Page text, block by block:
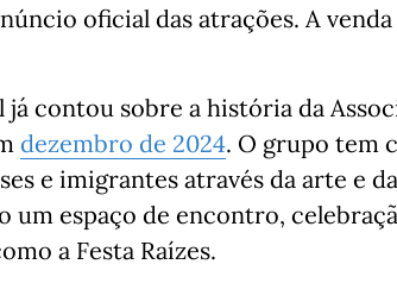
oficial das atrações. A
contou sobre a história da
dezembro de 2024. O grupo tem
e imigrantes através da arte e
um espaço de encontro,
a Festa Raízes.